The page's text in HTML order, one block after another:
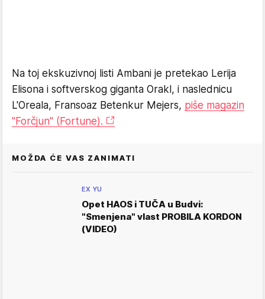
Na toj ekskuzivnoj listi Ambani je pretekao Lerija
Elisona i softverskog giganta Orakl, i naslednicu
L'Oreala, Fransoaz Betenkur Mejers, piše magazin
"Forčjun" (Fortune).
MOŽDA ĆE VAS ZANIMATI
EX YU
Opet HAOS i TUČA u Budvi:
"Smenjena" vlast PROBILA KORDON
(VIDEO)